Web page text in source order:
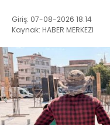
Giriş: 07-08-2026 18:14
Kaynak: HABER MERKEZI